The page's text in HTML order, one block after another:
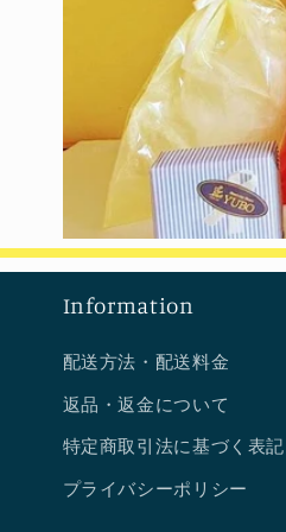
Information
配送方法・配送料金
返品・返金について
特定商取引法に基づく表記
プライバシーポリシー